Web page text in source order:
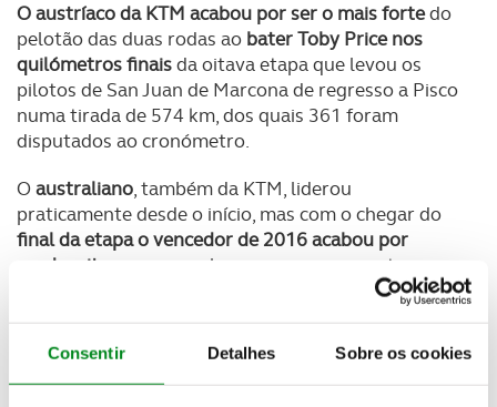
Consentir Detalhes Sobre os cookies
O austríaco da KTM acabou por ser o mais fortedo
pelotão das duas rodas ao bater Toby Price nos
quilómetros finaisda oitava etapa que levou os
pilotos de San Juan de Marcona de regresso a Pisco
numa tirada de 574 km, dos quais 361 foram
disputados ao cronómetro.
Oaustraliano, também da KTM, liderou
praticamente desde o início, mas com o chegar do
final da etapa o vencedor de 2016 acabou por
perder ritmo
e, o que chegou a ser uma vantagem
de mais de três minutos sobre os rivais mais diretos,
num inesperado terceiro lugar
Totalmente inversa foi a prestação de Walkner e de